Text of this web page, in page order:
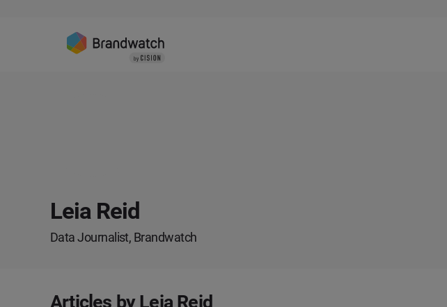
Leia Reid
Data Journalist, Brandwatch
Articles by Leia Reid